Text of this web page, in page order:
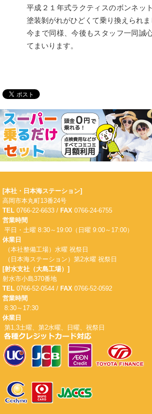
平成２１年式ラクティスのボンネッ
塗装剝がれがひどくて乗り換えられま
今まで同様、今後もスタッフ一同誠
てまいります。
[本社・日本海ステーション]
高岡市本丸町13番24号
TEL 0766-22-6633 / FAX 0766-24-6755
営業時間
平日・土曜 8:30～19:00（日曜 9:00～17:00）
休業日
（本社整備工場）水曜 祝祭日
（日本海ステーション）第2水曜 祝祭日
[射水支社（大島工場）]
射水市小島370番地
TEL 0766-52-0544 / FAX 0766-52-0592
営業時間
8:30～17:30
休業日
第1,3土曜、第2水曜、日曜、祝祭日